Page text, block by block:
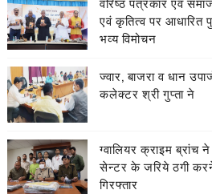
एवं कृतित्व पर आधारित
भव्य विमोचन
ज्वार, बाजरा व धान
कलेक्टर श्री गुप्ता ने
ग्वालियर क्राइम ब्रांच
सेन्टर के जरिये ठगी
गिरफ्तार